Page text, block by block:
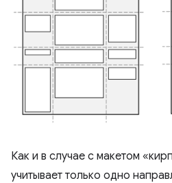
Как и в случае с макетом
учитывает только одно